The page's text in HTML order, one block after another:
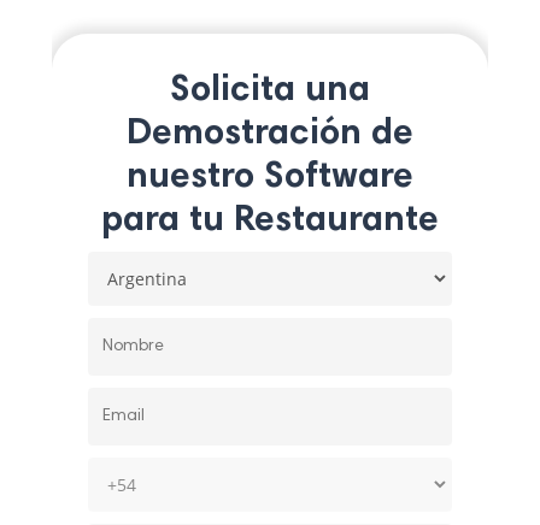
Solicita una
Demostración de
nuestro Software
para tu Restaurante